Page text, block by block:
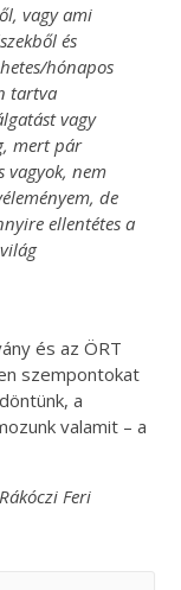
vagy ami
és
hónapos
tartva
vagy
mert pár
vagyok, nem
de
ellentétes a
és az ÖRT
szempontokat
a
valamit – a
Feri